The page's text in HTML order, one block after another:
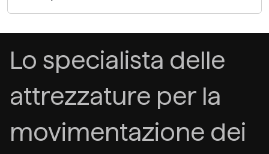
Lo specialista delle
attrezzature per la
movimentazione dei